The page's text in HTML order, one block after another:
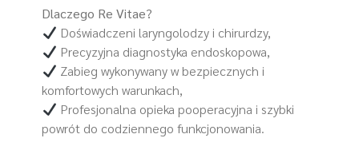
Dlaczego Re Vitae?
Doświadczeni laryngolodzy i chirurdzy,
Precyzyjna diagnostyka endoskopowa,
Zabieg wykonywany w bezpiecznych i
komfortowych warunkach,
Profesjonalna opieka pooperacyjna i szybki
powrót do codziennego funkcjonowania.